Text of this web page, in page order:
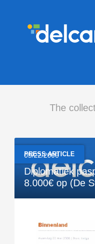
The
PRESS ARTICLE
05/22/2006
Diplomatiek
8.000€ op (De